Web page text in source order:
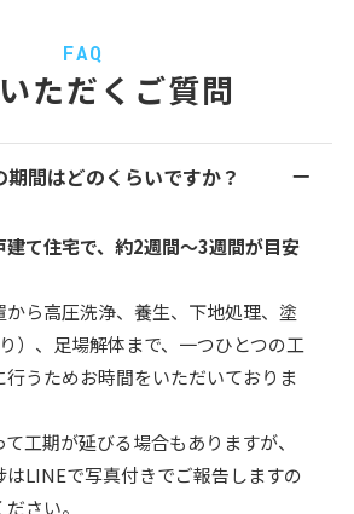
FAQ
ただくご質問
期間はどのくらいですか？
建て住宅で、約2週間〜3週間が目安
から高圧洗浄、養生、下地処理、塗
）、足場解体まで、一つひとつの工
行うためお時間をいただいておりま
工期が延びる場合もありますが、
はLINEで写真付きでご報告しますの
さい。